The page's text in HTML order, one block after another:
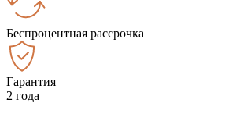
Беспроцентная рассрочка
Гарантия
2 года